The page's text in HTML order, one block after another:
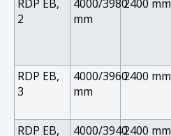
RDP EB,
2
4000/3980
mm
2400 mm
RDP EB,
3
4000/3960
mm
2400 mm
RDP EB,
4000/39402400 mm